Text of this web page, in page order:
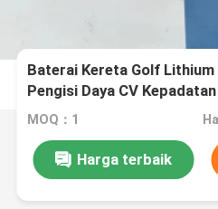
Baterai Kereta Golf Lithium
Pengisi Daya CV
MOQ：1
Harga terbaik